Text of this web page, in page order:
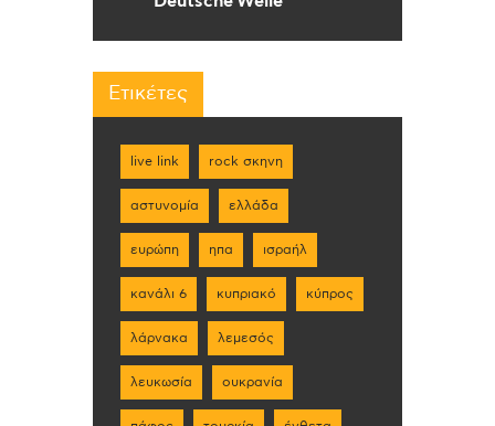
Ετικέτες
live link rock σκηνη
αστυνομία ελλάδα
ευρώπη ηπα ισραήλ
κανάλι 6 κυπριακό κύπρος
λάρνακα λεμεσός
λευκωσία ουκρανία